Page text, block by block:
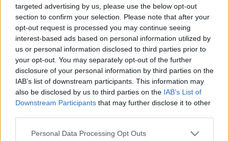
targeted advertising by us, please use the below opt-out
section to confirm your selection. Please note that after your
opt-out request is processed you may continue seeing
interest-based ads based on personal information utilized by
us or personal information disclosed to third parties prior to
your opt-out. You may separately opt-out of the further
disclosure of your personal information by third parties on the
IAB’s list of downstream participants. This information may
also be disclosed by us to third parties on the IAB’s List of
Downstream Participants that may further disclose it to other
Please note that this website/app uses one or more Google
Personal Data Processing Opt Outs
LEGFRISSEBB
Amire többmillióan vártunk: szombattól
másodfokúra csökken a riasztás
Helyi hírek
Látlelet a hazai víziközművekről?
Bicske vízellátása